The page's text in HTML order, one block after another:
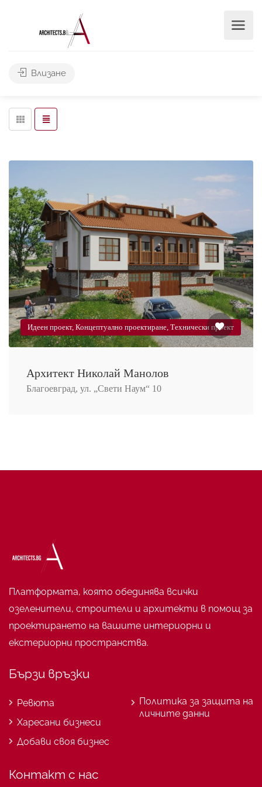
Влизане
Идеен проект, Концептуално проектиране, Технически проект
Архитект Николай Манолов
Благоевград, ул. „Свети Наум“ 10
Платформата, която обединява всички
озеленители, строители и архитекти в помощ за
проектирането на вашите интериорни и
екстериорни пространства.
Бързи връзки
Ревюта
Харесани бизнеси
Добави своя бизнес
Политика за защита на
личните данни
Контакт с нас